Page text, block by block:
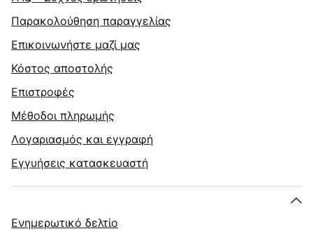
Παρακολούθηση παραγγελίας
Επικοινωνήστε μαζί μας
Κόστος αποστολής
Επιστροφές
Μέθοδοι πληρωμής
Λογαριασμός και εγγραφή
Εγγυήσεις κατασκευαστή
Ενημερωτικό δελτίο